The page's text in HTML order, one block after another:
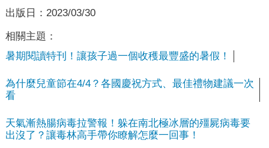
出版日： 2023/03/30
相關主題：
暑期閱讀特刊！讓孩子過一個收穫最豐盛的暑假！
為什麼兒童節在4/4？各國慶祝方式、最佳禮物建議一次
看
天氣漸熱腸病毒拉警報！躲在南北極冰層的殭屍病毒要
出沒了？讓毒林高手帶你瞭解怎麼一回事！